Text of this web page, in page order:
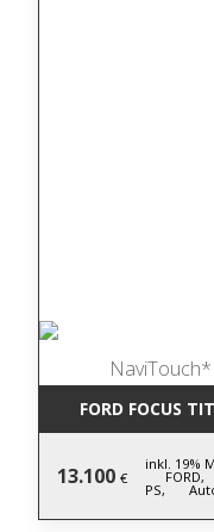
FORD FOCUS
13.100 €
inkl. 19%
FORD,
PS,